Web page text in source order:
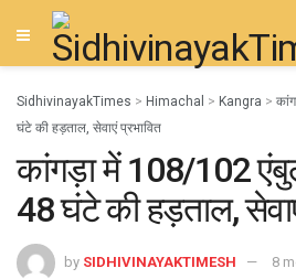
SidhivinayakTimes > Himachal > Kangra >
घंटे की हड़ताल, सेवाएं प्रभावित
कांगड़ा में 108/102
48 घंटे की हड़ताल,
by SIDHIVINAYAKTIMESH 8